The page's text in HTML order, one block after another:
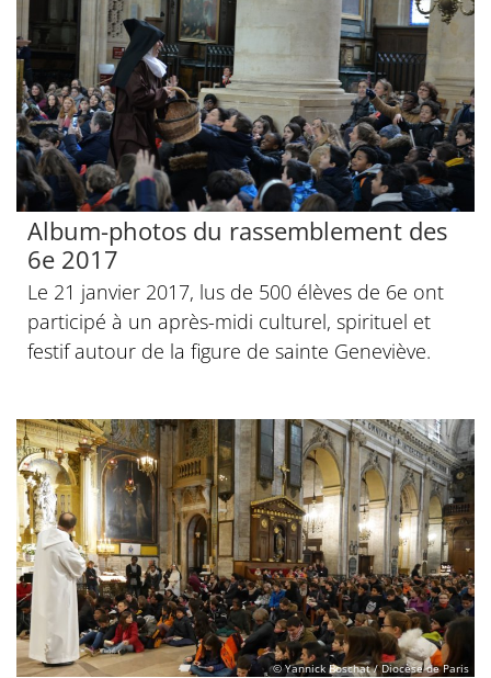
Album-photos du rassemblement des
6e 2017
Le 21 janvier 2017, lus de 500 élèves de 6e ont
participé à un après-midi culturel, spirituel et
festif autour de la figure de sainte Geneviève.
© Yannick Boschat / Diocèse de Paris